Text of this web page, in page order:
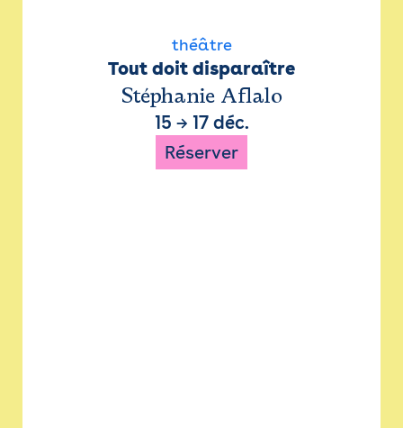
théâtre
Tout doit disparaître
Stéphanie Aflalo
15 → 17 déc.
Réserver